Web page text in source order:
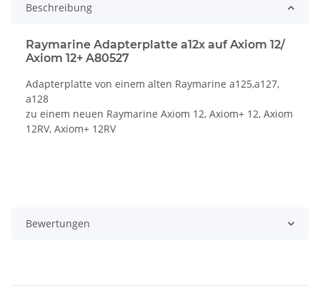
Beschreibung
Raymarine Adapterplatte a12x auf Axiom 12/
Axiom 12+ A80527
Adapterplatte von einem alten Raymarine a125,a127,
a128
zu einem neuen Raymarine Axiom 12, Axiom+ 12, Axiom
12RV, Axiom+ 12RV
Bewertungen